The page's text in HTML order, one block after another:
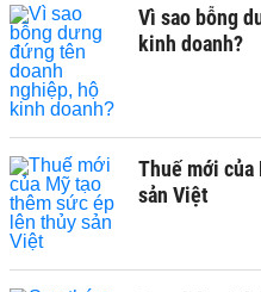
Vì sao bỗng
kinh doanh?
Thuế mới
sản Việt